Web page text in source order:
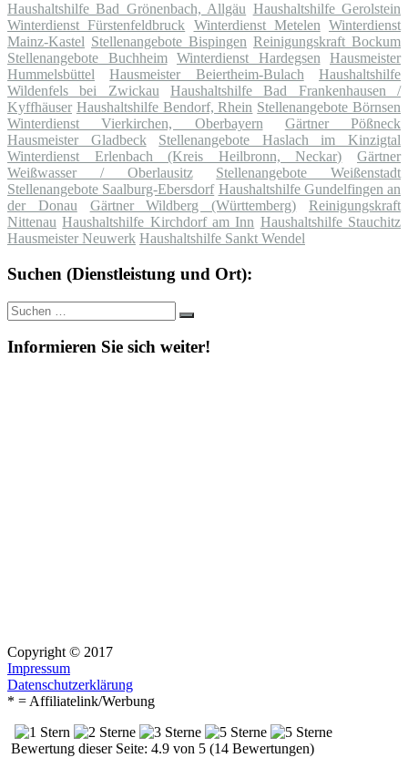
Haushaltshilfe Bad Grönenbach, Allgäu Haushaltshilfe Gerolstein
Winterdienst Fürstenfeldbruck Winterdienst Metelen Winterdienst
Mainz-Kastel Stellenangebote Bispingen Reinigungskraft Bockum
Stellenangebote Buchheim
Winterdienst Hardegsen
Hausmeister
Hummelsbüttel
Hausmeister Beiertheim-Bulach
Haushaltshilfe
Wildenfels bei Zwickau
Haushaltshilfe Bad Frankenhausen /
Kyffhäuser Haushaltshilfe Bendorf, Rhein Stellenangebote Börnsen
Winterdienst Vierkirchen, Oberbayern
Gärtner Pößneck
Hausmeister Gladbeck
Stellenangebote Haslach im Kinzigtal
Winterdienst Erlenbach (Kreis Heilbronn, Neckar)
Gärtner
Weißwasser / Oberlausitz
Stellenangebote Weißenstadt
Stellenangebote Saalburg-Ebersdorf Haushaltshilfe Gundelfingen an
der Donau
Gärtner Wildberg (Württemberg)
Reinigungskraft
Nittenau Haushaltshilfe Kirchdorf am Inn Haushaltshilfe Stauchitz
Hausmeister Neuwerk Haushaltshilfe Sankt Wendel
Suchen (Dienstleistung und Ort):
Suche
nach:
Suchen
Informieren Sie sich weiter!
Copyright © 2017
Impressum
Datenschutzerklärung
* = Affiliatelink/Werbung
Bewertung dieser Seite: 4.9 von 5 (14 Bewertungen)